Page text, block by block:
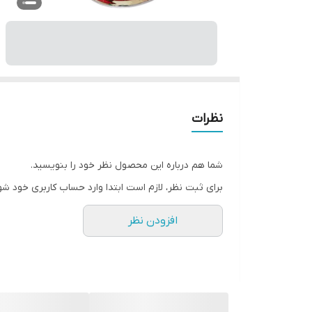
نظرات
شما هم درباره این محصول نظر خود را بنویسید.
برای ثبت نظر، لازم است ابتدا وارد حساب کاربری خود
افزودن نظر